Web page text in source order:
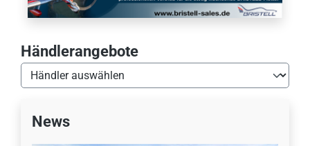
Händlerangebote
News